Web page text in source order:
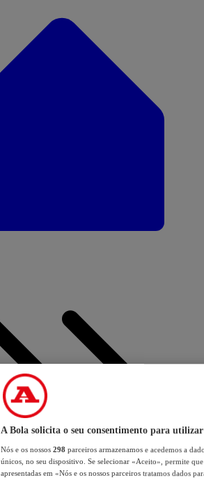
A Bola solicita o seu consentimento para utilizar
Nós e os nossos 298 parceiros armazenamos e acedemos a
únicos, no seu dispositivo. Se selecionar «Aceito», permite
apresentadas em «Nós e os nossos parceiros tratamos dados